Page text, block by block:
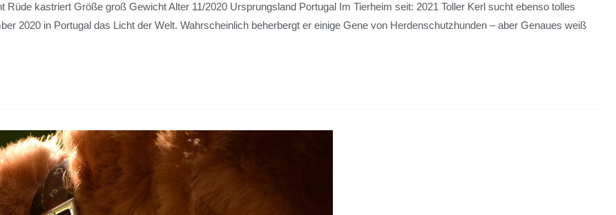
kastriert Größe groß Gewicht Alter 11/2020 Ursprungsland Portugal Im Tierheim seit: 2021 Toller Kerl sucht ebenso tolles
2020 in Portugal das Licht der Welt. Wahrscheinlich beherbergt er einige Gene von Herdenschutzhunden – aber Genaues weiß